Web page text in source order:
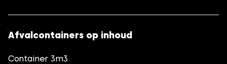
Afvalcontainers op inhoud
Container 3m3